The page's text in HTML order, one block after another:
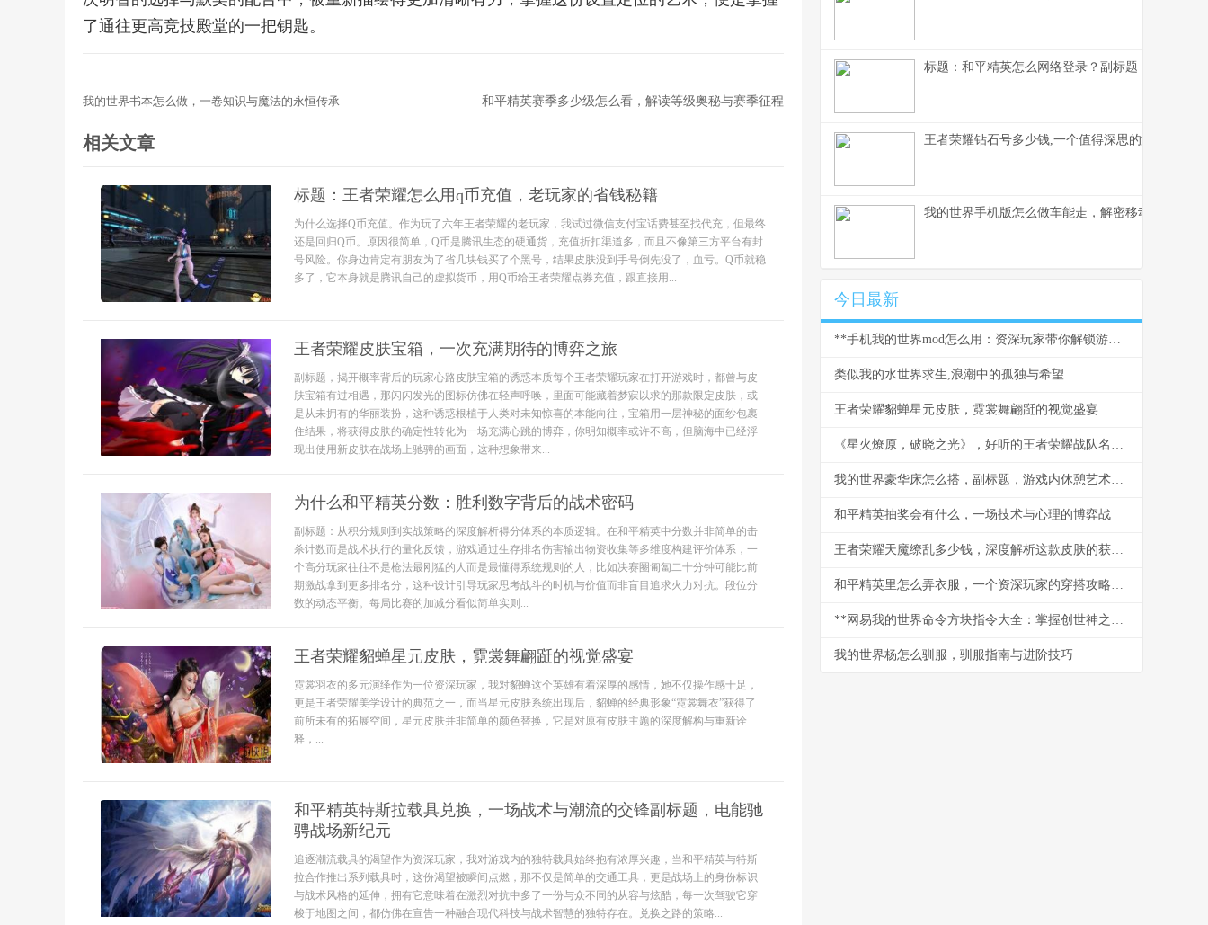
了通往更高竞技殿堂的一把钥匙。
我的世界书本怎么做，一卷知识与魔法的永恒传承 和平精英赛季多少级怎么看，解读等级奥秘与赛季征程
相关文章
标题：王者荣耀怎么用q币充值，老玩家的省钱秘籍
为什么选择Q币充值。作为玩了六年王者荣耀的老玩家，我试过微信支付宝话费甚至找代充，但最终
还是回归Q币。原因很简单，Q币是腾讯生态的硬通货，充值折扣渠道多，而且不像第三方平台有封
号风险。你身边肯定有朋友为了省几块钱买了个黑号，结果皮肤没到手号倒先没了，血亏。Q币就稳
多了，它本身就是腾讯自己的虚拟货币，用Q币给王者荣耀点券充值，跟直接用...
王者荣耀皮肤宝箱，一次充满期待的博弈之旅
副标题，揭开概率背后的玩家心路皮肤宝箱的诱惑本质每个王者荣耀玩家在打开游戏时，都曾与皮
肤宝箱有过相遇，那闪闪发光的图标仿佛在轻声呼唤，里面可能藏着梦寐以求的那款限定皮肤，或
是从未拥有的华丽装扮，这种诱惑根植于人类对未知惊喜的本能向往，宝箱用一层神秘的面纱包裹
住结果，将获得皮肤的确定性转化为一场充满心跳的博弈，你明知概率或许不高，但脑海中已经浮
现出使用新皮肤在战场上驰骋的画面，这种想象带来...
为什么和平精英分数：胜利数字背后的战术密码
副标题：从积分规则到实战策略的深度解析得分体系的本质逻辑。在和平精英中分数并非简单的击
杀计数而是战术执行的量化反馈，游戏通过生存排名伤害输出物资收集等多维度构建评价体系，一
个高分玩家往往不是枪法最刚猛的人而是最懂得系统规则的人，比如决赛圈匍匐二十分钟可能比前
期激战拿到更多排名分，这种设计引导玩家思考战斗的时机与价值而非盲目追求火力对抗。段位分
数的动态平衡。每局比赛的加减分看似简单实则...
王者荣耀貂蝉星元皮肤，霓裳舞翩跹的视觉盛宴
霓裳羽衣的多元演绎作为一位资深玩家，我对貂蝉这个英雄有着深厚的感情，她不仅操作感十足，
更是王者荣耀美学设计的典范之一，而当星元皮肤系统出现后，貂蝉的经典形象“霓裳舞衣”获得了
前所未有的拓展空间，星元皮肤并非简单的颜色替换，它是对原有皮肤主题的深度解构与重新诠
释，...
和平精英特斯拉载具兑换，一场战术与潮流的交锋副标题，电能驰
骋战场新纪元
追逐潮流载具的渴望作为资深玩家，我对游戏内的独特载具始终抱有浓厚兴趣，当和平精英与特斯
拉合作推出系列载具时，这份渴望被瞬间点燃，那不仅是简单的交通工具，更是战场上的身份标识
与战术风格的延伸，拥有它意味着在激烈对抗中多了一份与众不同的从容与炫酷，每一次驾驶它穿
梭于地图之间，都仿佛在宣告一种融合现代科技与战术智慧的独特存在。兑换之路的策略...
标题：和平精英怎么网络登录？副标题：资深玩家
王者荣耀钻石号多少钱,一个值得深思的游戏现象,
我的世界手机版怎么做车能走，解密移动载具的奥
今日最新
**手机我的世界mod怎么用：资深玩家带你解锁游戏新世界，副标题：从入门到精通的全流程指南。**
类似我的水世界求生,浪潮中的孤独与希望
王者荣耀貂蝉星元皮肤，霓裳舞翩跹的视觉盛宴
《星火燎原，破晓之光》，好听的王者荣耀战队名与团队精神的交响
我的世界豪华床怎么搭，副标题，游戏内休憩艺术的极致追求
和平精英抽奖会有什么，一场技术与心理的博弈战
王者荣耀天魔缭乱多少钱，深度解析这款皮肤的获取之路与价值
和平精英里怎么弄衣服，一个资深玩家的穿搭攻略，副标题，从零开始打造你的战场时尚
**网易我的世界命令方块指令大全：掌握创世神之力的终极指南**
我的世界杨怎么驯服，驯服指南与进阶技巧